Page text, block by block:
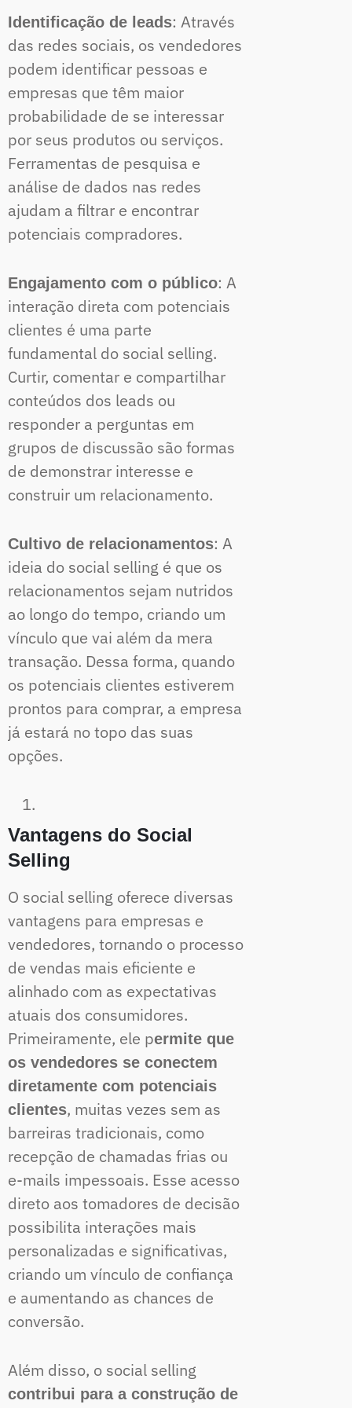
Identificação de leads: Através
das redes sociais, os vendedores
podem identificar pessoas e
empresas que têm maior
probabilidade de se interessar
por seus produtos ou serviços.
Ferramentas de pesquisa e
análise de dados nas redes
ajudam a filtrar e encontrar
potenciais compradores.
Engajamento com o público: A
interação direta com potenciais
clientes é uma parte
fundamental do social selling.
Curtir, comentar e compartilhar
conteúdos dos leads ou
responder a perguntas em
grupos de discussão são formas
de demonstrar interesse e
construir um relacionamento.
Cultivo de relacionamentos: A
ideia do social selling é que os
relacionamentos sejam nutridos
ao longo do tempo, criando um
vínculo que vai além da mera
transação. Dessa forma, quando
os potenciais clientes estiverem
prontos para comprar, a empresa
já estará no topo das suas
opções.
Vantagens do Social
Selling
O social selling oferece diversas
vantagens para empresas e
vendedores, tornando o processo
de vendas mais eficiente e
alinhado com as expectativas
atuais dos consumidores.
Primeiramente, ele permite que
os vendedores se conectem
diretamente com potenciais
clientes, muitas vezes sem as
barreiras tradicionais, como
recepção de chamadas frias ou
e-mails impessoais. Esse acesso
direto aos tomadores de decisão
possibilita interações mais
personalizadas e significativas,
criando um vínculo de confiança
e aumentando as chances de
conversão.
Além disso, o social selling
contribui para a construção de